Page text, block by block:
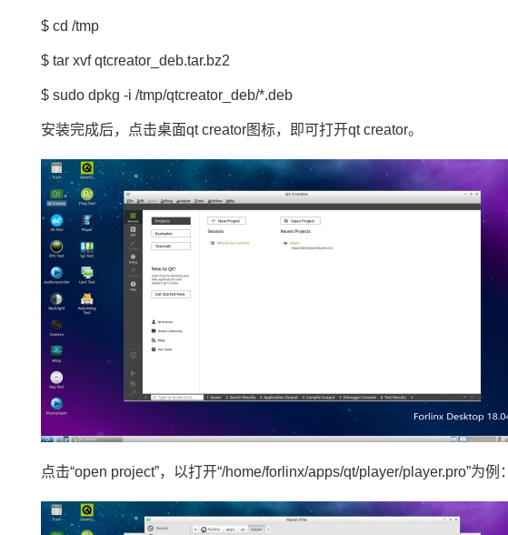
$ cd /tmp
$ tar xvf qtcreator_deb.tar.bz2
$ sudo dpkg -i /tmp/qtcreator_deb/*.deb
安装完成后，点击桌面qt creator图标，即可打开qt creator。
点击“open project”，以打开“/home/forlinx/apps/qt/player/player.pro”为例：